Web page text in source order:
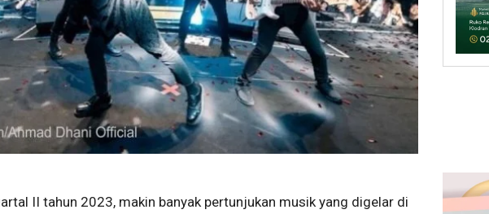
II tahun 2023, makin banyak pertunjukan musik yang digelar di